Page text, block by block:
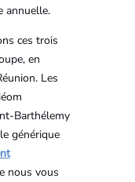
annuelle.
ces trois
en
Les
Barthélemy
générique
nous vous